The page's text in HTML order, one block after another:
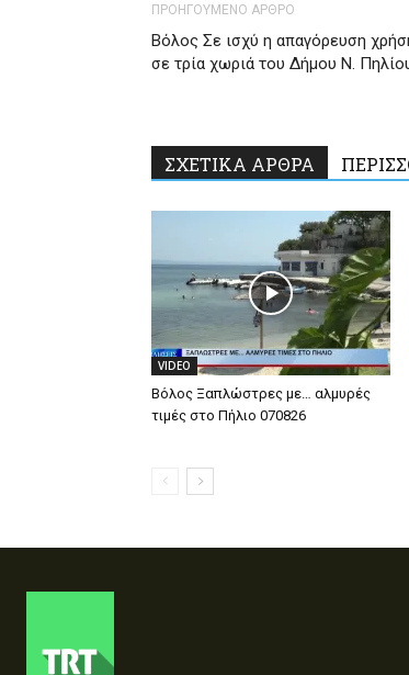
ΠΡΟΗΓΟΥΜΕΝΟ ΑΡΘΡΟ
Βόλος Σε ισχύ η απαγόρευση
σε τρία χωριά του Δήμου Ν.
ΣΧΕΤΙΚΑ ΑΡΘΡΑ
VIDEO
Βόλος Ξαπλώστρες με… αλμυρές
τιμές στο Πήλιο 070826